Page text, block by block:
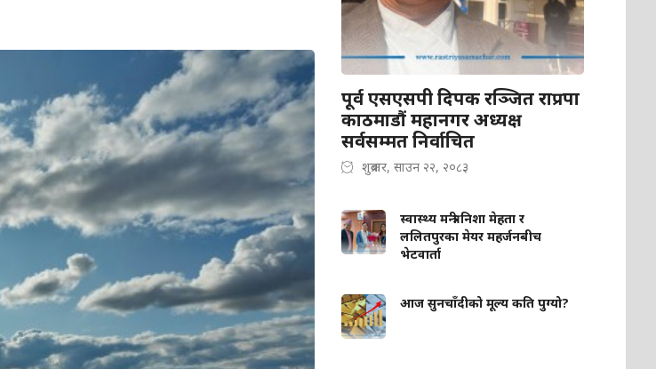
पूर्व एसएसपी दिपक रञ्जित राप्रपा
काठमाडौं महानगर अध्यक्ष
सर्वसम्मत निर्वाचित
शुक्रबार, साउन २२, २०८३
स्वास्थ्य मन्त्री निशा मेहता र
ललितपुरका मेयर महर्जनबीच
भेटवार्ता
आज सुनचाँदीको मूल्य कति पुग्यो?